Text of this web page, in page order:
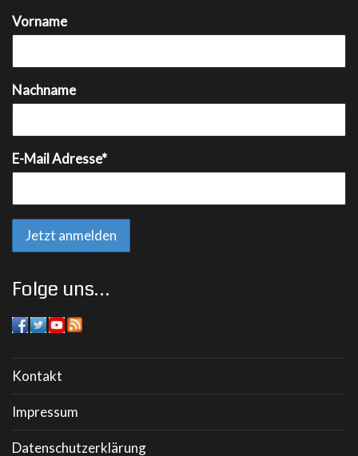
Vorname
Nachname
E-Mail Adresse*
Folge uns…
Kontakt
Impressum
Datenschutzerklärung